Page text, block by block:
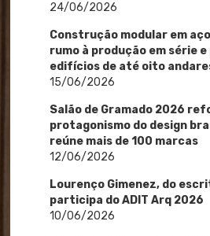
24/06/2026
Construção modular em
rumo à produção em série
edifícios de até oito
15/06/2026
Salão de Gramado 2026
protagonismo do design
reúne mais de 100 marcas
12/06/2026
Lourenço Gimenez, do
participa do ADIT Arq 2026
10/06/2026